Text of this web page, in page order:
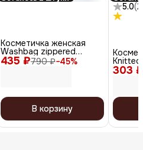
435 ₽790 ₽−45%
Косметичка женская
Washbag zippered
envelope, чёрный
В корзину
5.0(2
303 ₽